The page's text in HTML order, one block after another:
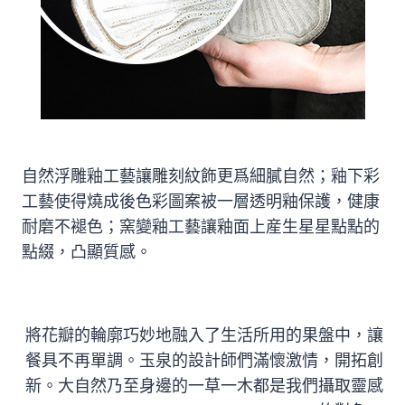
自然浮雕釉工藝讓雕刻紋飾更爲細膩自然；釉下彩
工藝使得燒成後色彩圖案被一層透明釉保護，健康
耐磨不褪色；窯變釉工藝讓釉面上産生星星點點的
點綴，凸顯質感。
將花瓣的輪廓巧妙地融入了生活所用的果盤中，讓
餐具不再單調。玉泉的設計師們滿懷激情，開拓創
新。大自然乃至身邊的一草一木都是我們攝取靈感